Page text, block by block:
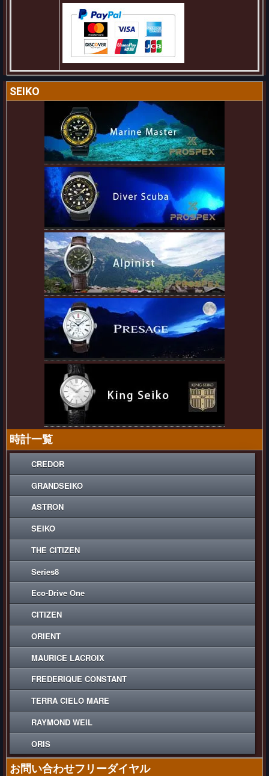
SEIKO
時計一覧
CREDOR
GRANDSEIKO
ASTRON
SEIKO
THE CITIZEN
Series8
Eco-Drive One
CITIZEN
ORIENT
MAURICE LACROIX
FREDERIQUE CONSTANT
TERRA CIELO MARE
RAYMOND WEIL
ORIS
お問い合わせフリーダイヤル